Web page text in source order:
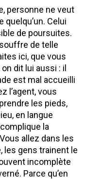
personne ne veut
quelqu’un. Celui
de poursuites.
de telle
ici, que vous
dit lui aussi : il
est mal accueilli
l’agent, vous
les pieds,
en langue
la
allez dans les
les gens trainent le
incomplète
Parce qu’en